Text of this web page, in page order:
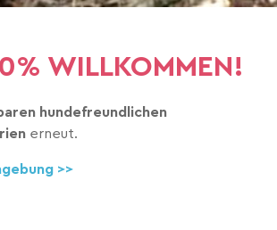
WILLKOMMEN!
hundefreundlichen
erneut.
>>